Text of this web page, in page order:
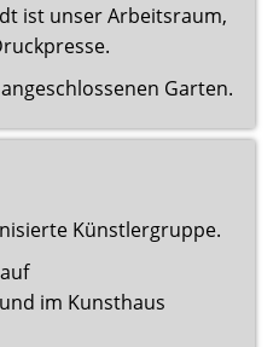
ist unser Arbeitsraum,
Garten.
Künstlergruppe.
im Kunsthaus